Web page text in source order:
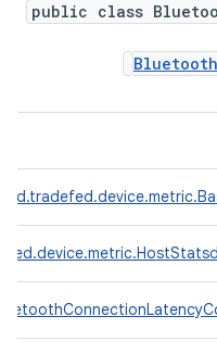
public class